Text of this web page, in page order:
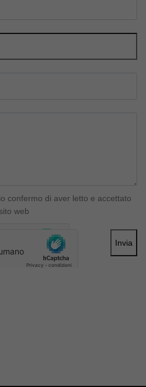
confermo di aver letto e accettato
web
Invia